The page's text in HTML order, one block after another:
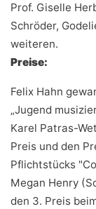
Prof. Giselle
Schröder,
weiteren.
Preise:
Felix Hahn
„Jugend
Karel Patras-
Preis und den
Pflichtstücks
Megan Henry
den 3. Preis